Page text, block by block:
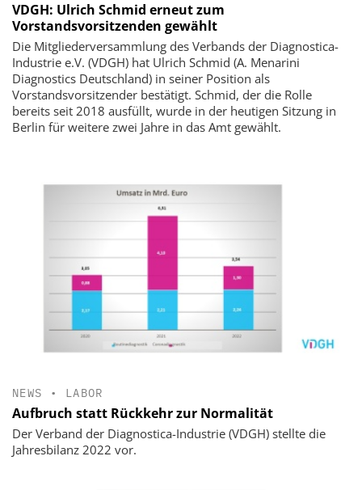
VDGH: Ulrich Schmid erneut zum
Vorstandsvorsitzenden gewählt
Die Mitgliederversammlung des Verbands der Diagnostica-
Industrie e.V. (VDGH) hat Ulrich Schmid (A. Menarini
Diagnostics Deutschland) in seiner Position als
Vorstandsvorsitzender bestätigt. Schmid, der die Rolle
bereits seit 2018 ausfüllt, wurde in der heutigen Sitzung in
Berlin für weitere zwei Jahre in das Amt gewählt.
NEWS • LABOR
Aufbruch statt Rückkehr zur Normalität
Der Verband der Diagnostica-Industrie (VDGH) stellte die
Jahresbilanz 2022 vor.